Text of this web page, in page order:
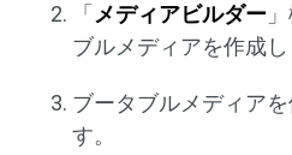
「 メディアビルダー
ブルメディアを作成し
ブータブルメディア
す。